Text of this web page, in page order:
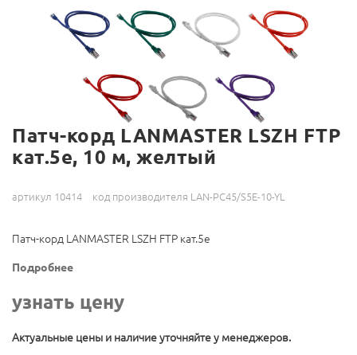
Патч-корд LANMASTER LSZH FTP
кат.5e, 10 м, желтый
артикул 10414 код производителя LAN-PC45/S5E-10-YL
Патч-корд LANMASTER LSZH FTP кат.5e
Подробнее
узнать цену
Актуальные цены и наличие уточняйте у менеджеров.